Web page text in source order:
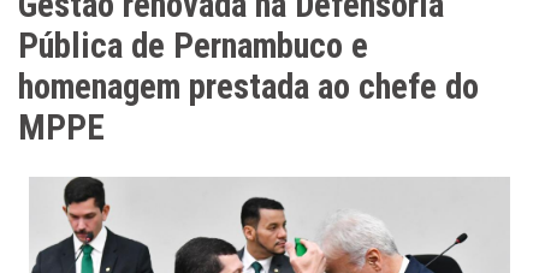
Pública de Pernambuco e
homenagem prestada ao chefe do
MPPE